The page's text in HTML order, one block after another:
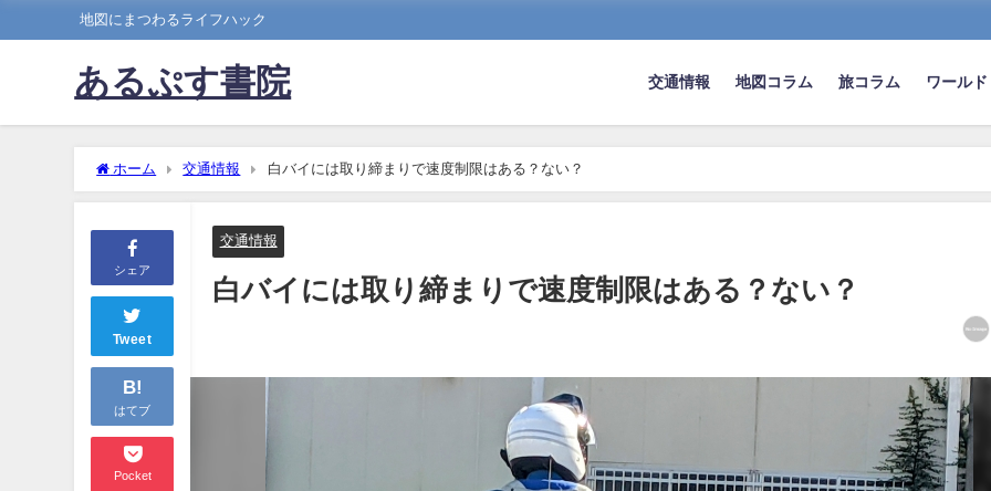
地図にまつわるライフハック
あるぷす書院 交通情報 地図コラム 旅コラム ワールド
ホーム 交通情報 白バイには取り締まりで速度制限はある？ない？
シェア
Tweet
B!
はてブ
Pocket
交通情報
白バイには取り締まりで速度制限はある？ない？